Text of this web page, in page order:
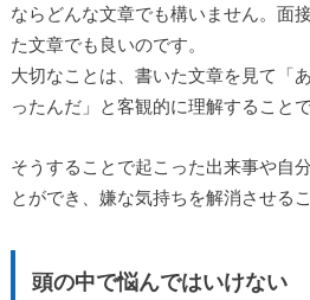
ならどんな文章でも構いません。面
た文章でも良いのです。
大切なことは、書いた文章を見て「
ったんだ」と客観的に理解することで
そうすることで起こった出来事や自
とができ、嫌な気持ちを解消させる
頭の中で悩んではいけない